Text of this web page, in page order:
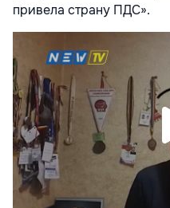
привела страну ПДС».